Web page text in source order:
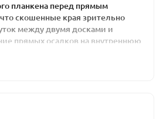
материал часто
воздухе», важно, чтобы он
температуры и влажности
Именно это качество
характеристик
отечественного сырья гораздо
планкена перед прямым
скошенные края зрительно
между двумя досками и
прямых осадков на внутреннюю
значительно более